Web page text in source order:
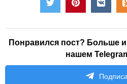
Понравился пост? Больше
нашем